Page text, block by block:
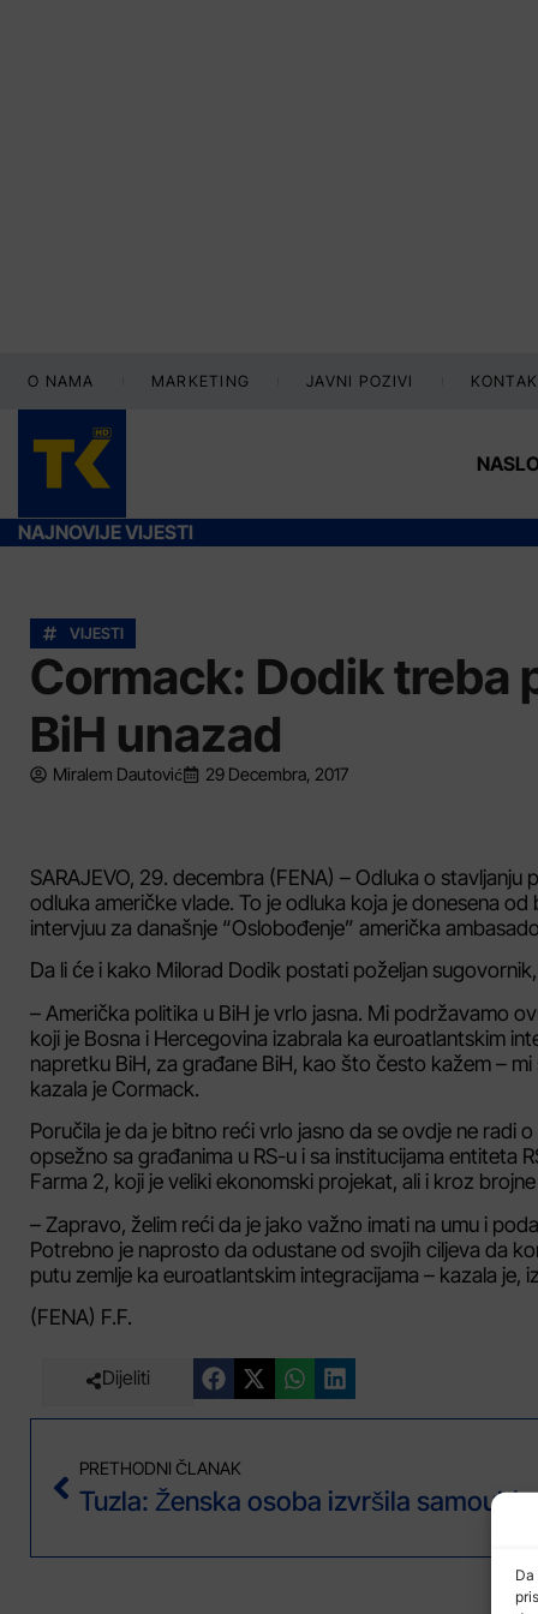
O NAMA MARKETING JAVNI POZIVI
NAJNOVIJE VIJESTI
VIJESTI
Cormack: Dodik treba
BiH unazad
Miralem Dautović 29 Decembra, 2017
SARAJEVO, 29. decembra (FENA) – Odluka o
odluka američke vlade. To je odluka koja je donesena
intervjuu za današnje “Oslobođenje” američka
Da li će i kako Milorad Dodik postati poželjan
– Američka politika u BiH je vrlo jasna. Mi podržavamo
koji je Bosna i Hercegovina izabrala ka euroatlantskim
napretku BiH, za građane BiH, kao što često kažem –
kazala je Cormack.
Poručila je da je bitno reći vrlo jasno da se ovdje ne radi
opsežno sa građanima u RS-u i sa institucijama
Farma 2, koji je veliki ekonomski projekat, ali i kroz
– Zapravo, želim reći da je jako važno imati na umu i
Potrebno je naprosto da odustane od svojih ciljeva da
putu zemlje ka euroatlantskim integracijama – kazala
(FENA) F.F.
Dijeliti
PRETHODNI ČLANAK